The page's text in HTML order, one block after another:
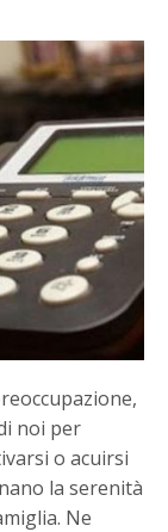
noi per
o acuirsi
la serenità
Ne